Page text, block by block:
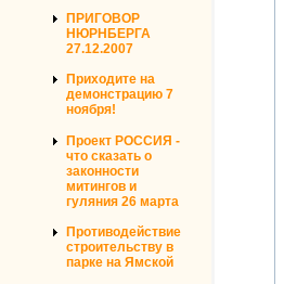
ПРИГОВОР
НЮРНБЕРГА
27.12.2007
Приходите на
демонстрацию 7
ноября!
Проект РОССИЯ -
что сказать о
законности
митингов и
гуляния 26 марта
Противодействие
строительству в
парке на Ямской